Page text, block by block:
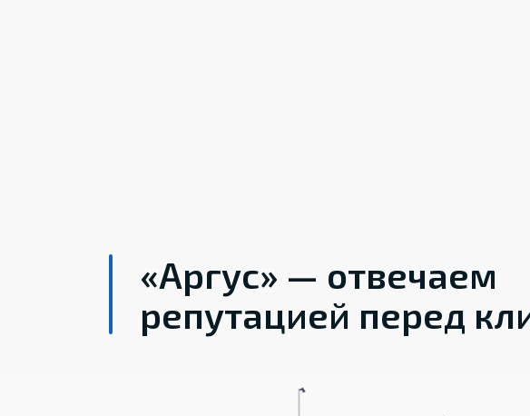
«Аргус» — отвечаем
репутацией перед